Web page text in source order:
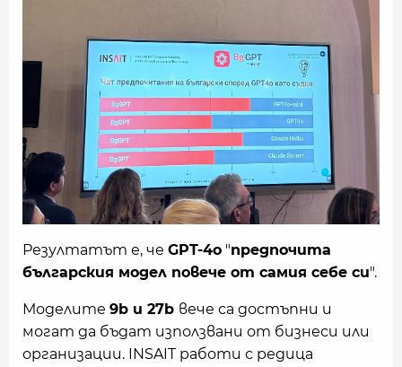
Резултатът е, че GPT-4o "предпочита
българския модел повече от самия себе си".
Моделите 9b и 27b вече са достъпни и
могат да бъдат използвани от бизнеси или
организации. INSAIT работи с редица